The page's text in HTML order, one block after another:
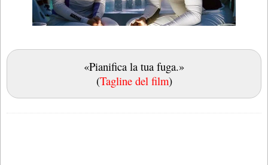
«Pianifica la tua fuga.»
(Tagline del film)